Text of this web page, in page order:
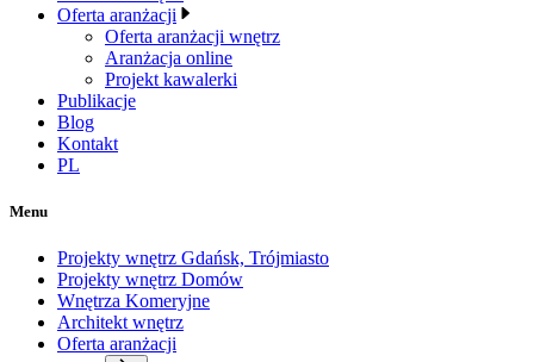
Oferta aranżacji
Oferta aranżacji wnętrz
Aranżacja online
Projekt kawalerki
Publikacje
Blog
Kontakt
PL
Menu
Projekty wnętrz Gdańsk, Trójmiasto
Projekty wnętrz Domów
Wnętrza Komeryjne
Architekt wnętrz
Oferta aranżacji